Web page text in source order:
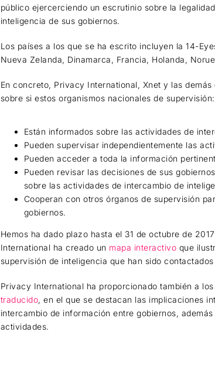
público ejercerciendo un escrutinio sobre la
inteligencia de sus gobiernos.
Los países a los que se ha escrito incluyen la 14-
Nueva Zelanda, Dinamarca, Francia, Holanda,
En concreto, Privacy International, Xnet y las
sobre si estos organismos nacionales de supervisión:
Están informados sobre las actividades de
Pueden supervisar independientemente las
Pueden acceder a toda la información
Pueden revisar las decisiones de sus
sobre las actividades de intercambio de
Cooperan con otros órganos de supervisión
gobiernos.
Hemos ha dado plazo hasta el 31 de octubre de
International ha creado un mapa interactivo que
supervisión de inteligencia que han sido
Privacy International ha proporcionado también a
traducido, en el que se destacan las implicaciones
intercambio de información entre gobiernos,
actividades.